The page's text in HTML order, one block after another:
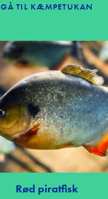
GÅ TIL KÆMPETUKAN
Rød piratfisk